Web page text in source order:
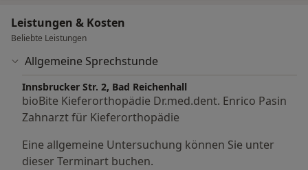
mit Kugelgelenken.
Die Qualitätsmerkmale der BioBiteCorrector® Sleep
Appliance sind:
Die BioBiteCorrector® Sleep Appliance ist leicht grazil
und gleichzeitig äußerst stabil. Durch seine vier
Kugelgelenke erlaubt die BioBiteCorrector® Sleep
Appliance alle Mund- und Kieferbewegungen. Das
Resultat ist ein hoher Trage- und Sprechkomfort.
Leistungen & Kosten
Beliebte Leistungen
Allgemeine Sprechstunde
Innsbrucker Str. 2, Bad Reichenhall
bioBite Kieferorthopädie Dr.med.dent. Enrico Pasin
Zahnarzt für Kieferorthopädie
Eine allgemeine Untersuchung können Sie unter
dieser Terminart buchen.